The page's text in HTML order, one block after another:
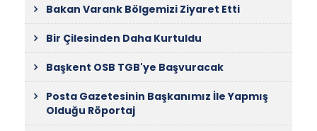
Bakan Varank Bölgemizi Ziyaret Etti
Bir Çilesinden Daha Kurtuldu
Başkent OSB TGB'ye Başvuracak
Posta Gazetesinin Başkanımız İle Yapmış
Olduğu Röportaj